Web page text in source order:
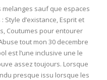
sauf que espaces
Style d’existance, Esprit et
Coutumes pour entourer
tout mon 30 decembre
est l’une inclusive une le
assez toujours. Lorsque
presque issu lorsque les